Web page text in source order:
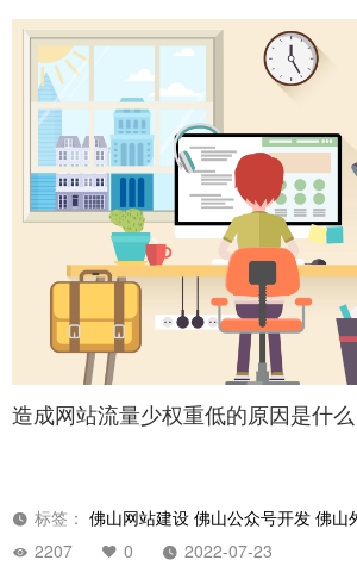
造成网站流量少权重低的原因是什么
标签： 佛山网站建设 佛山公众号开发 佛山
2207
0 2022-07-23